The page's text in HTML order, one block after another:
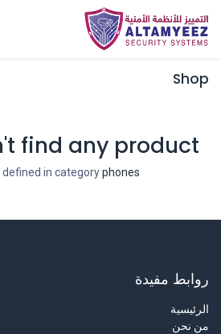
Shop
find any product!
defined in categoryphones
روابط مفيدة
الرئيسية
من نحن